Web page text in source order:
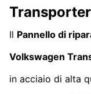
Il Pannello di
Volkswagen
in acciaio di alta